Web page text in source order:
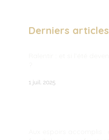
Derniers articles
1 juil. 2025